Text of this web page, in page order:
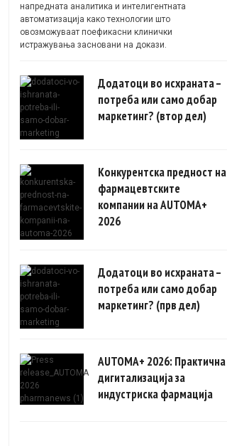
напредната аналитика и интелигентната
автоматизација како технологии што
овозможуваат поефикасни клинички
истражувања засновани на докази.
Додатоци во исхраната –
потреба или само добар
маркетинг? (втор дел)
Конкурентска предност на
фармацевтските
компании на AUTOMA+
2026
Додатоци во исхраната –
потреба или само добар
маркетинг? (прв дел)
AUTOMA+ 2026: Практична
дигитализација за
индустриска фармација